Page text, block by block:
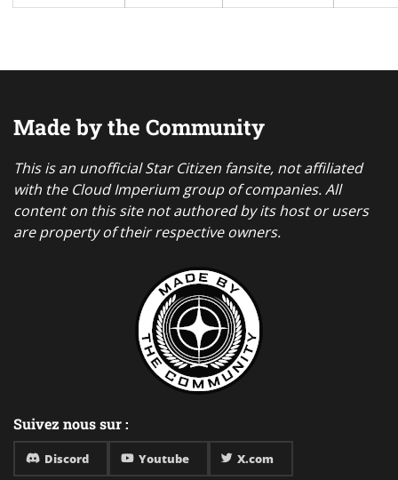
Made by the Community
This is an unofficial Star Citizen fansite, not affiliated
with the Cloud Imperium group of companies. All
content on this site not authored by its host or users
are property of their respective owners.
Suivez nous sur :
Discord Youtube X.com